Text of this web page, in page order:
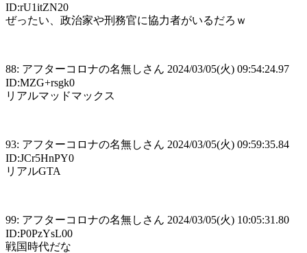
ID:rU1itZN20
ぜったい、政治家や刑務官に協力者がいるだろｗ
88: アフターコロナの名無しさん 2024/03/05(火) 09:54:24.97
ID:MZG+rsgk0
リアルマッドマックス
93: アフターコロナの名無しさん 2024/03/05(火) 09:59:35.84
ID:JCr5HnPY0
リアルGTA
99: アフターコロナの名無しさん 2024/03/05(火) 10:05:31.80
ID:P0PzYsL00
戦国時代だな